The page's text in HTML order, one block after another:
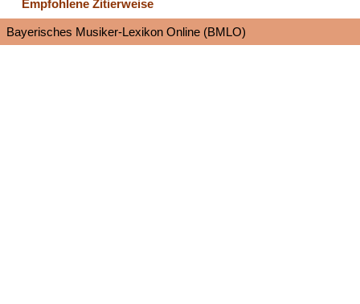
Empfohlene Zitierweise
Bayerisches Musiker-Lexikon Online (BMLO)